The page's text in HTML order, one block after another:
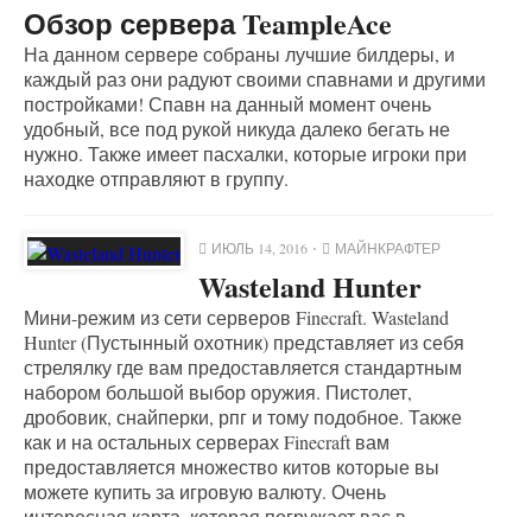
Обзор сервера TeampleAce
На данном сервере собраны лучшие билдеры, и
каждый раз они радуют своими спавнами и другими
постройками! Спавн на данный момент очень
удобный, все под рукой никуда далеко бегать не
нужно. Также имеет пасхалки, которые игроки при
находке отправляют в группу.
ИЮЛЬ 14, 2016 МАЙНКРАФТЕР
Wasteland Hunter
Мини-режим из сети серверов Finecraft. Wasteland
Hunter (Пустынный охотник) представляет из себя
стрелялку где вам предоставляется стандартным
набором большой выбор оружия. Пистолет,
дробовик, снайперки, рпг и тому подобное. Также
как и на остальных серверах Finecraft вам
предоставляется множество китов которые вы
можете купить за игровую валюту. Очень